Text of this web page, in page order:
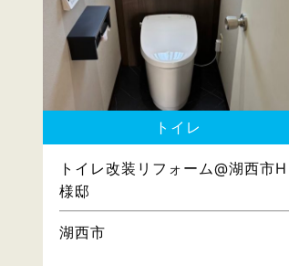
トイレ
トイレ改装リフォーム@湖西市H
様邸
湖西市